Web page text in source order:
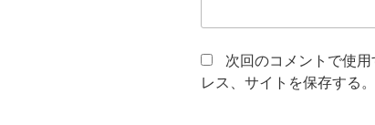
次回のコメントで使
レス、サイトを保存する。